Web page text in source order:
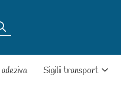
Sigilii transport